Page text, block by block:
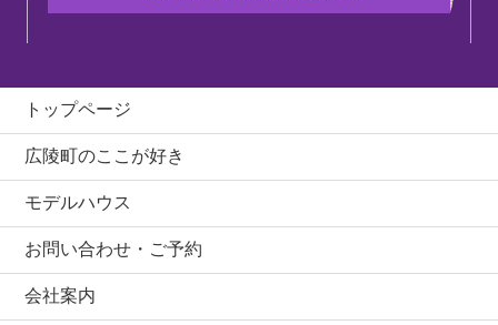
トップページ
広陵町のここが好き
モデルハウス
お問い合わせ・ご予約
会社案内